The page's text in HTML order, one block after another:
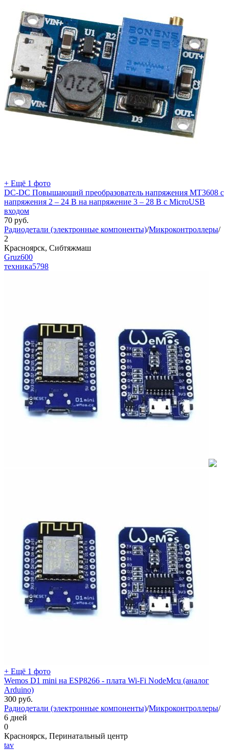
+ Ещё 1 фото
DC-DC Повышающий преобразователь напряжения MT3608 с
напряжения 2 – 24 В на напряжение 3 – 28 В с MicroUSB
входом
70 руб.
Радиодетали (электронные компоненты)/Микроконтроллеры/
2
Красноярск, Сибтяжмаш
Gruz600
техника5798
+ Ещё 1 фото
Wemos D1 mini на ESP8266 - плата Wi-Fi NodeMcu (аналог
Arduino)
300 руб.
Радиодетали (электронные компоненты)/Микроконтроллеры/
6 дней
0
Красноярск, Перинатальный центр
tav